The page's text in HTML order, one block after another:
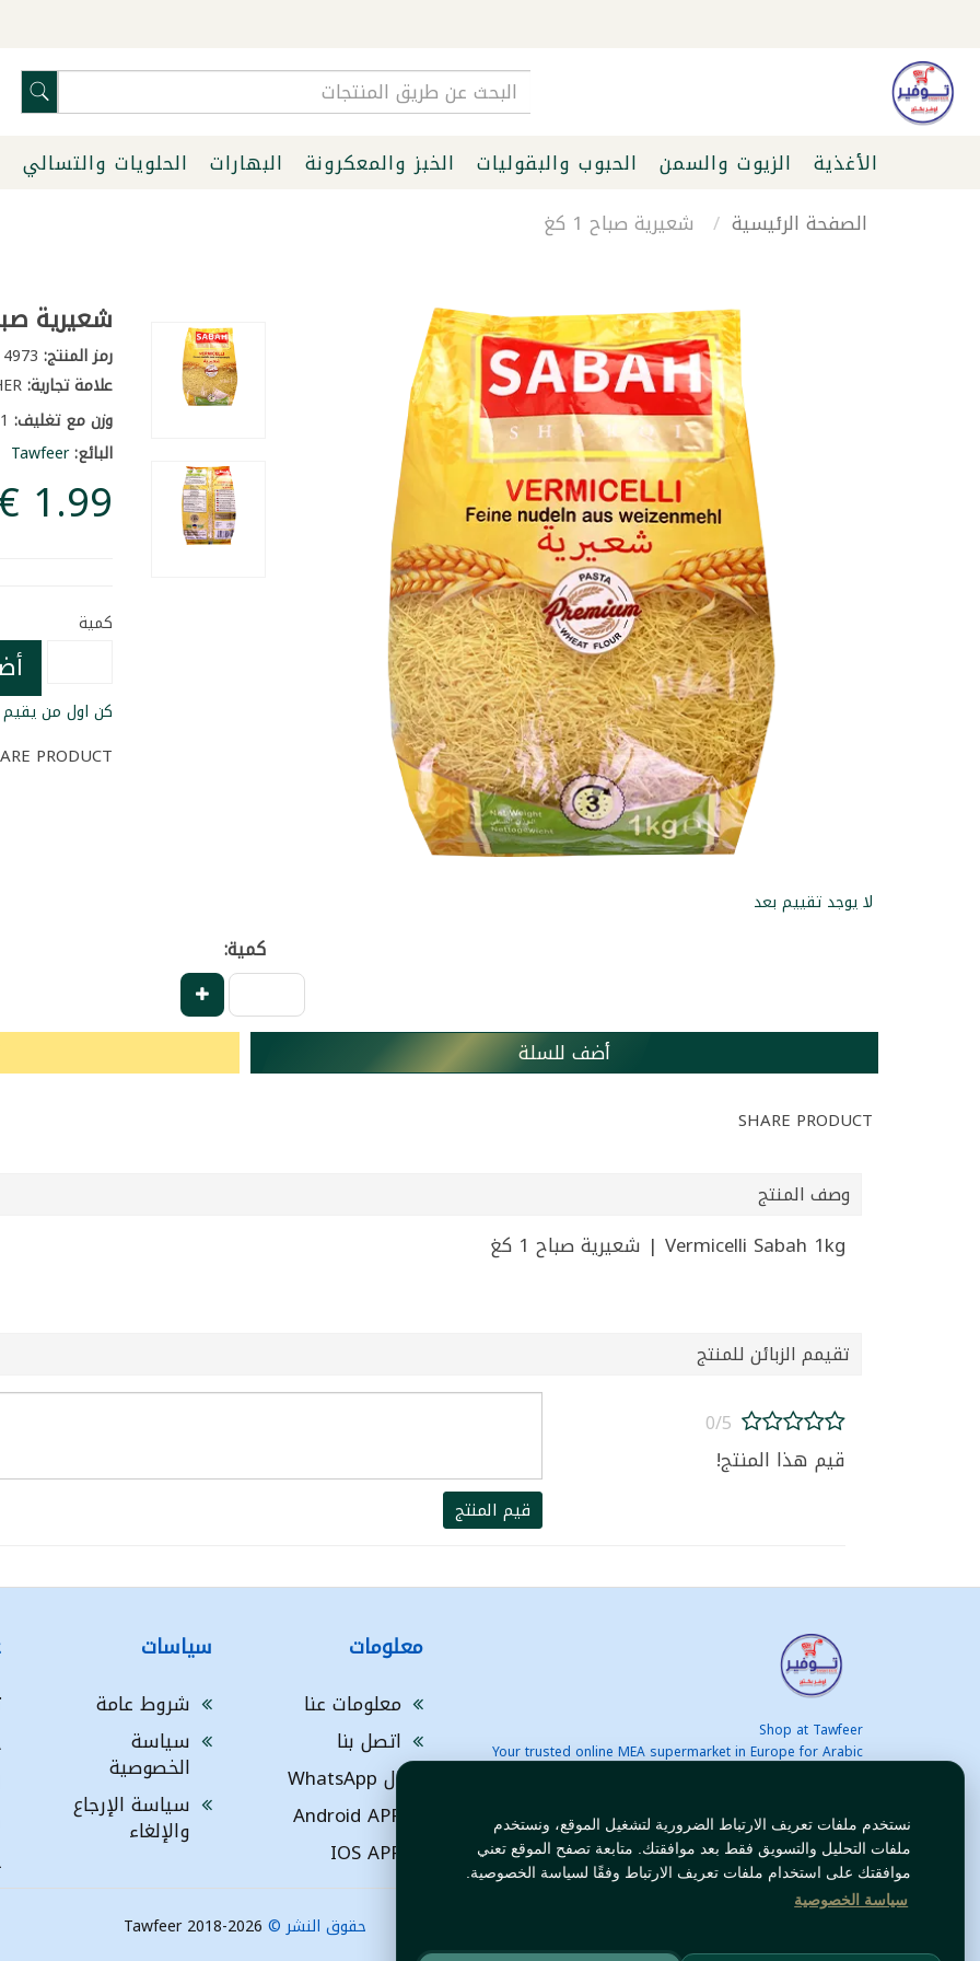
نستخدم ملفات تعريف الارتباط الضرورية لتشغيل الموقع، ونستخدم
ملفات التحليل والتسويق فقط بعد موافقتك. متابعة تصفح الموقع تعني
موافقتك على استخدام ملفات تعريف الارتباط وفقًا لسياسة الخصوصية.
سياسة الخصوصية
الأغذية الزيوت والسمن الحبوب والبقوليات الخبز والمعكرونة البهارات الحلويات والتسالي
الصفحة الرئيسية
شعيرية صباح 1 كغ
شعيرية صباح
رمز المنتج:4973
علامة تجارية:OTHER
وزن مع تغليف:1.1 كغ
البائع:Tawfeer
كمية
كن اول من يقيم
PRODUCT
لا يوجد تقييم بعد
كمية:
أضف للسلة
SHARE PRODUCT
وصف المنتج
Vermicelli Sabah 1kg | شعيرية صباح 1 كغ
تقيمم الزبائن للمنتج
0/5
قيم هذا المنتج!
قيم المنتج
Shop at Tawfeer
Your trusted online MEA supermarket in Europe for Arabic
معلومات
معلومات عنا
اتصل بنا
ال WhatsApp
Android APP
IOS APP
سياسات
شروط عامة
سياسة
الخصوصية
سياسة الإرجاع
والإلغاء
حقوق النشر © Tawfeer 2018-2026